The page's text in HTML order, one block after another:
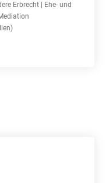
Erbrecht | Ehe- und